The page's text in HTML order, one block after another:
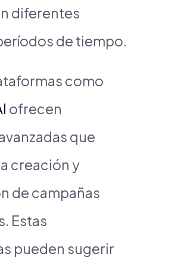
diferentes
de tiempo.
como
ofrecen
que
creación y
de campañas
Estas
pueden sugerir